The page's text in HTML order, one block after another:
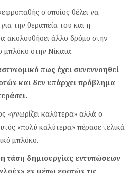
ο οποίος θέλει να
την θεραπεία του και η
ακολουθήσει άλλο δρόμο στην
μπλόκο στην Νίκαια.
πως έχει συνεννοηθεί
και δεν υπάρχει πρόβλημα
«γνωρίζει καλύτερα» αλλά ο
«πολύ καλύτερα» πέρασε τελικά
μπλόκο.
η τάση δημιουργίας εντυπώσεων